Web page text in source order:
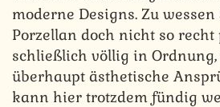
moderne Designs. Zu
Porzellan doch nicht so recht
schließlich völlig in
überhaupt ästhetische
kann hier trotzdem fündig